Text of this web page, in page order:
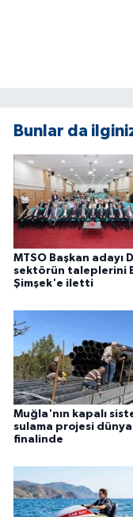
Bunlar da
MTSO Başkan adayı
sektörün taleplerini
Şimşek'e iletti
Muğla'nın kapalı
sulama projesi dünya
finalinde